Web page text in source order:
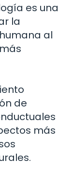
es una
la
al
de
más